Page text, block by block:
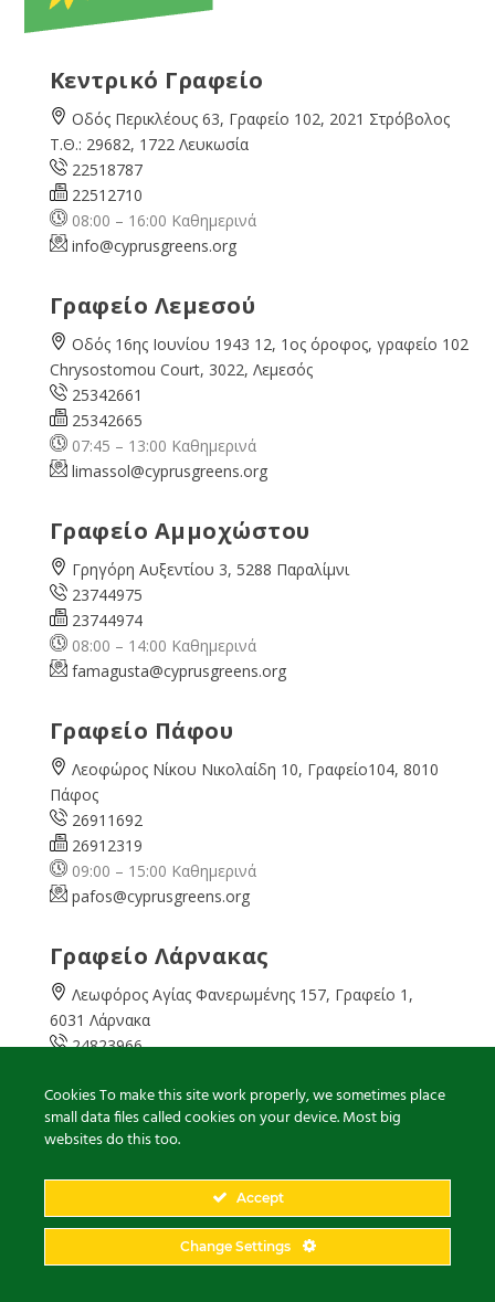
Κεντρικό Γραφείο
Οδός Περικλέους 63, Γραφείο 102, 2021 Στρόβολος
Τ.Θ.: 29682, 1722 Λευκωσία
22518787
22512710
08:00 – 16:00 Καθημερινά
info@cyprusgreens.org
Γραφείο Λεμεσού
Οδός 16ης Ιουνίου 1943 12, 1ος όροφος, γραφείο 102
Chrysostomou Court, 3022, Λεμεσός
25342661
25342665
07:45 – 13:00 Καθημερινά
limassol@cyprusgreens.org
Γραφείο Αμμοχώστου
Γρηγόρη Αυξεντίου 3, 5288 Παραλίμνι
23744975
23744974
08:00 – 14:00 Καθημερινά
famagusta@cyprusgreens.org
Γραφείο Πάφου
Λεοφώρος Νίκου Νικολαίδη 10, Γραφείο104, 8010
Πάφος
26911692
26912319
09:00 – 15:00 Καθημερινά
pafos@cyprusgreens.org
Γραφείο Λάρνακας
Λεωφόρος Αγίας Φανερωμένης 157, Γραφείο 1,
6031 Λάρνακα
24823966
08:00 – 16:00 Καθημερινά
larnaka@cyprusgreens.org
2026© Ολα τα δικαιώματα διατηρούνται
Cookies To make this site work properly, we sometimes place
small data files called cookies on your device. Most big
websites do this too.
Accept
Change Settings